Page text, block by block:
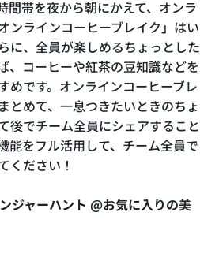
間帯を夜から朝にかえて、オンラ
ンラインコーヒーブレイク」はい
に、全員が楽しめるちょっとした
、コーヒーや紅茶の豆知識などを
めです。オンラインコーヒーブレ
とめて、一息つきたいときのちょ
後でチーム全員にシェアすること
能をフル活用して、チーム全員で
ください！
ジャーハント @お気に入りの美